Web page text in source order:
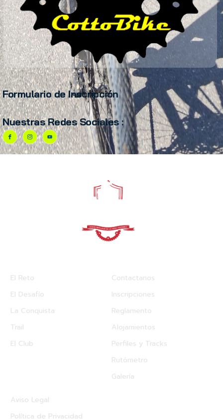
Formulario de Inscripción
Nuestras Redes Sociales :
El Reto
El Desafío
La Conquista
Trail
El Club
Contactanos
Inscripciones
Reglamento
Alojamientos
Perfiles y Tracks
Rutómetro
Galería
Aviso Legal
Política de Privacidad